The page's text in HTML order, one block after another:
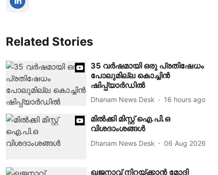
Related Stories
35 വർഷമായി ഒരു പ്രതിഷേധം
പോലുമില്ല കൊച്ചിൻ
ഷിപ്പ്‌യാർഡിൽ
Dhanam News Desk 16 hours ago
മില്‍ക്കി മിസ്റ്റ് ഐ.പി.ഒ
വിശദാംശങ്ങള്‍
Dhanam News Desk 06 Aug 2026
ഖജനാവ് നിറയ്ക്കാന്‍ മോദി